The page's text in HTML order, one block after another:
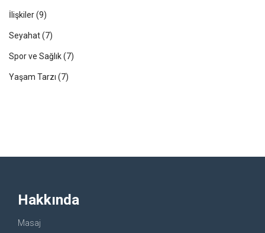
İlişkiler(9)
Seyahat(7)
Spor ve Sağlık(7)
Yaşam Tarzı (7)
Hakkında
Masaj